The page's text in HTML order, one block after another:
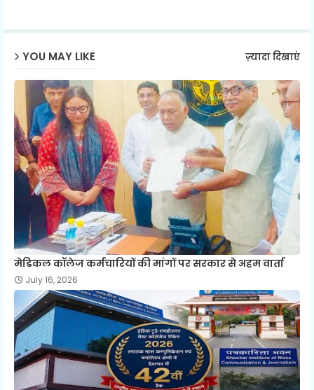
p
YOU MAY LIKE ज़्यादा दिखाएं
मेडिकल कॉलेज कर्मचारियों की मांगों पर सरकार से अहम वार्ता
July 16, 2026